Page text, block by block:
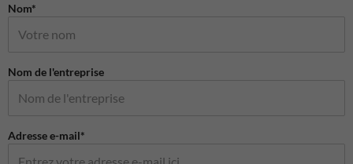
Nom*
Nom de l'entreprise
Adresse e-mail*